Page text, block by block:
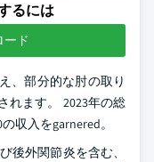
るには
ード
、部分的な肘の取り
れます。 2023年の総
収入をgarnered。
後外関節炎を含む、